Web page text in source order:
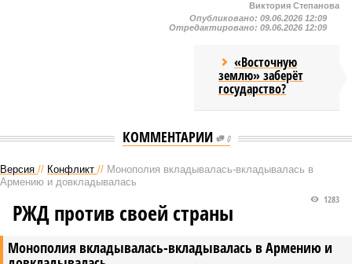
Виктория Степанова
Опубликовано: 09.06.2026 12:09
Отредактировано: 09.06.2026 12:09
«Восточную
землю» заберёт
государство?
КОММЕНТАРИИ 0
Версия // Конфликт // Монополия вкладывалась-вкладывалась в
Армению и довкладывалась
Монополия вкладывалась-вкладывалась в Армению и
1283
РЖД против своей страны